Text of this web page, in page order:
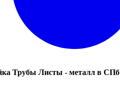
Трубы Листы - металл в СПб